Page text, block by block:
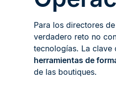
Para los directores
verdadero reto no
tecnologías. La clave
herramientas de
de las boutiques.